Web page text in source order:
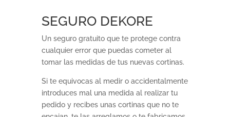
SEGURO DEKORE
Un seguro gratuito que te protege contra
cualquier error que puedas cometer al
tomar las medidas de tus nuevas cortinas.
Si te equivocas al medir o accidentalmente
introduces mal una medida al realizar tu
pedido y recibes unas cortinas que no te